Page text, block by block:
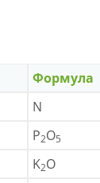
Формула
N
P2O5
K2O